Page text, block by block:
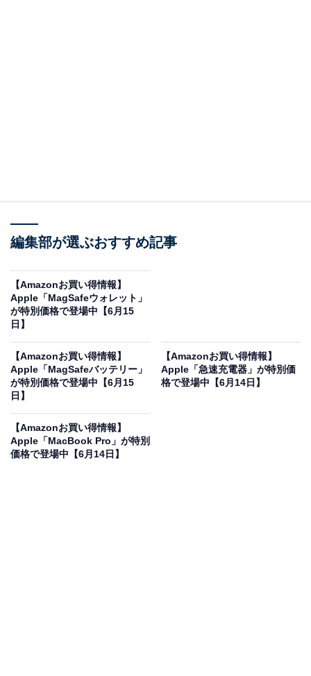
Amazonのセール商品から売れ筋ランキングまで、毎日のお買いも
※本記事で紹介している商品の購入やサービスの利用により、売上の一部が
オールアバウトに還元されることがあります。
Appleの「MacBook Pro」が限定価格に！ 10％オ
フで登場
編集部が選ぶおすすめ記事
【Amazonお買い得情報】
Apple「MagSafeウォレット」
が特別価格で登場中【6月15
日】
【Amazonお買い得情報】
Apple「MagSafeバッテリー」
が特別価格で登場中【6月15
日】
【Amazonお買い得情報】
Apple「急速充電器」が特別価
格で登場中【6月14日】
【Amazonお買い得情報】
Apple「MacBook Pro」が特別
価格で登場中【6月14日】